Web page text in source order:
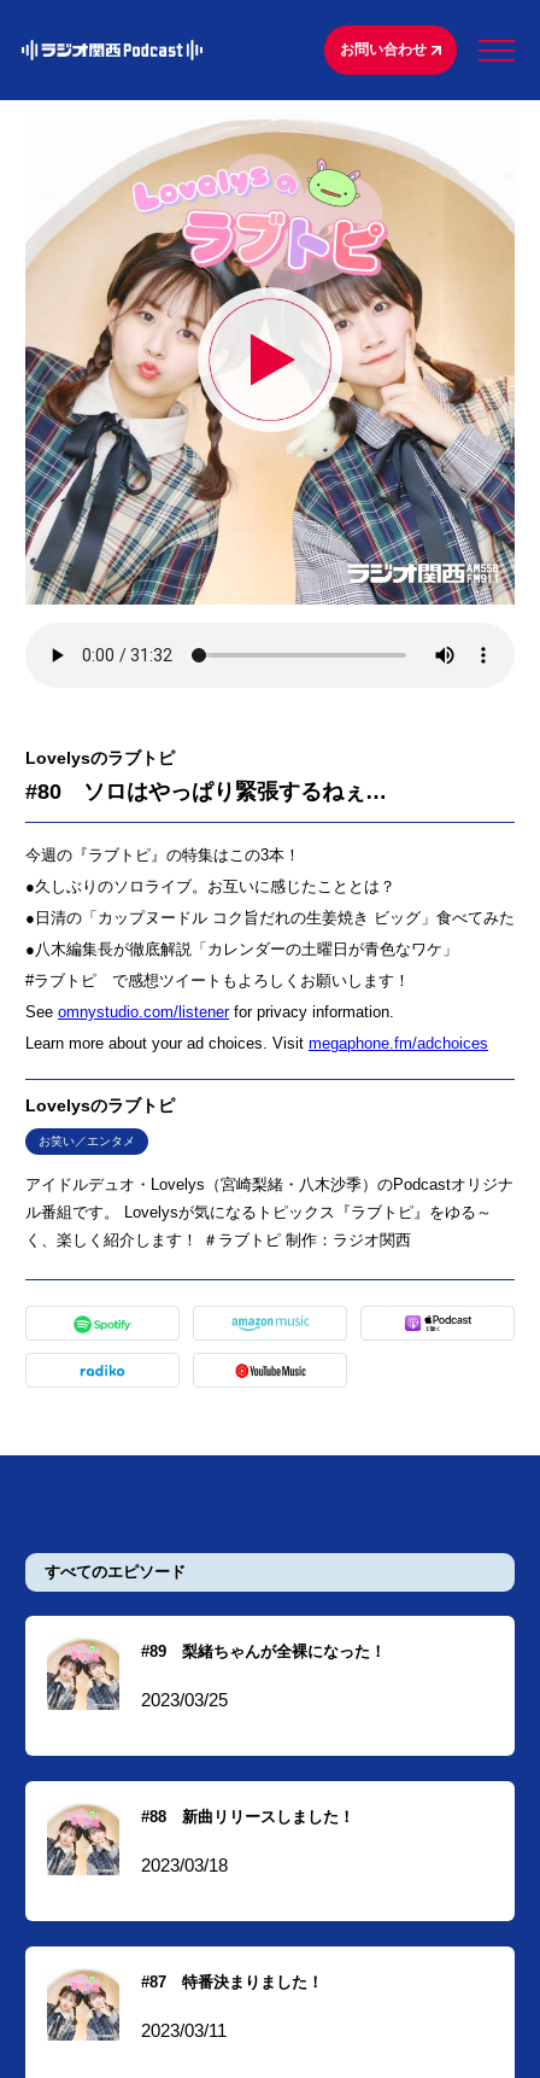
お問い合わせ
Lovelysのラブトピ
#80 ソロはやっぱり緊張するねぇ…
今週の『ラブトピ』の特集はこの3本！
●久しぶりのソロライブ。お互いに感じたこととは？
●日清の「カップヌードル コク旨だれの生姜焼き ビッグ」食べてみた
●八木編集長が徹底解説「カレンダーの土曜日が青色なワケ」
#ラブトピ で感想ツイートもよろしくお願いします！
See omnystudio.com/listenerfor privacy information.
Learn more about your ad choices. Visit megaphone.fm/adchoices
Lovelysのラブトピ
お笑い／エンタメ
アイドルデュオ・Lovelys（宮崎梨緒・八木沙季）のPodcastオリジナ
ル番組です。 Lovelysが気になるトピックス『ラブトピ』をゆる～
く、楽しく紹介します！ ＃ラブトピ 制作：ラジオ関西
すべてのエピソード
#89 梨緒ちゃんが全裸になった！
2023/03/25
#88 新曲リリースしました！
2023/03/18
#87 特番決まりました！
2023/03/11